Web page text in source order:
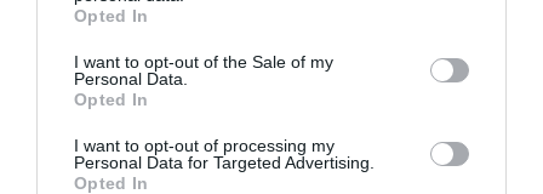
use your data for below specified purposes in below Google
consent section.
Opted In
I want to opt-out of the Sale of my
Personal Data.
Opted In
I want to opt-out of processing my
Personal Data for Targeted Advertising.
Opted In